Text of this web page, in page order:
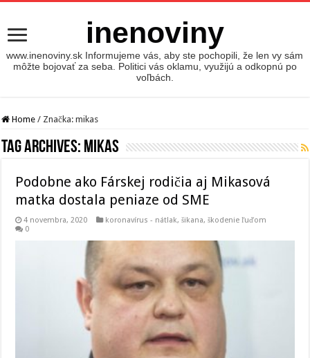
inenoviny
www.inenoviny.sk Informujeme vás, aby ste pochopili, že len vy sám
môžte bojovať za seba. Politici vás oklamu, využijú a odkopnú po
voľbách.
Home / Značka:mikas
Tag Archives: mikas
Podobne ako Fárskej rodičia aj Mikasová
matka dostala peniaze od SME
4 novembra, 2020
koronavírus - nátlak, šikana, škodenie ľuďom
0